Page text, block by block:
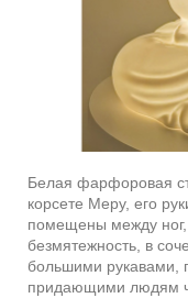
Белая фарфоровая
корсете Меру, его
помещены между ног,
безмятежность, в
большими
придающими людям